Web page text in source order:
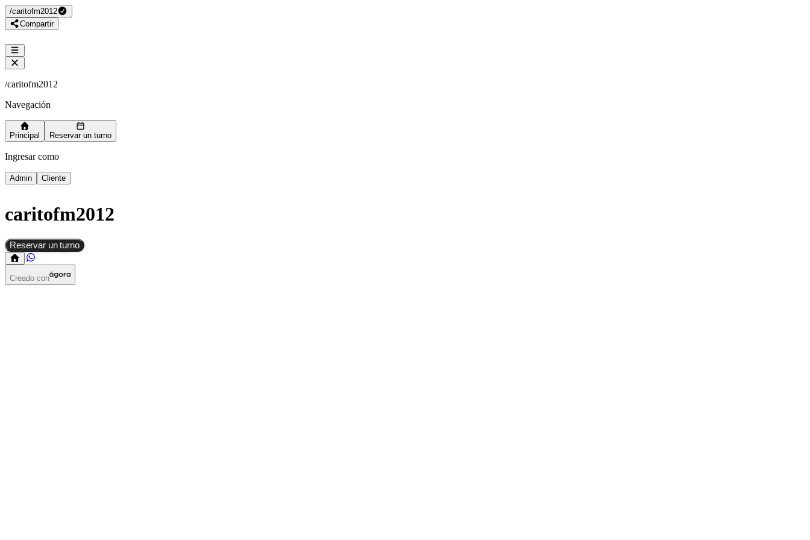
/caritofm2012
Compartir
/caritofm2012
Navegación
Principal Reservar un turno
Ingresar como
Admin Cliente
caritofm2012
Reservar un turno
Creado con